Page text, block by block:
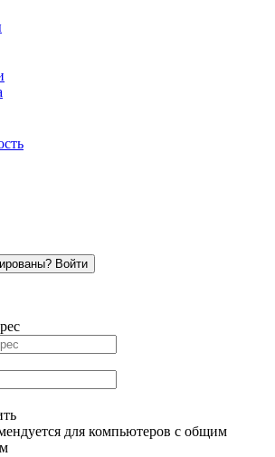
Войти
для компьютеров с общим